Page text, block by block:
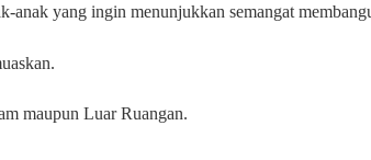
anak yang ingin menunjukkan semangat
maupun Luar Ruangan.